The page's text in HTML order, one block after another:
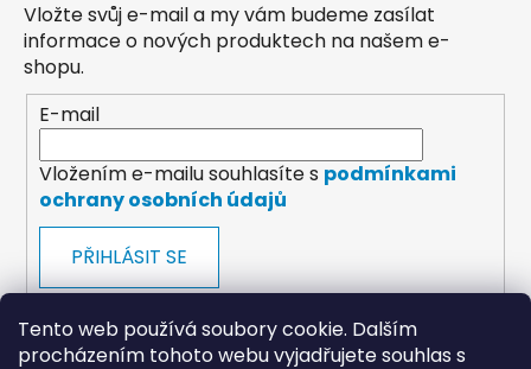
Tento web používá soubory cookie. Dalším
procházením tohoto webu vyjadřujete souhlas s
Vložte svůj e-mail a my vám budeme zasílat
informace o nových produktech na našem e-
shopu.
E-mail
Vložením e-mailu souhlasíte s podmínkami
ochrany osobních údajů
PŘIHLÁSIT SE